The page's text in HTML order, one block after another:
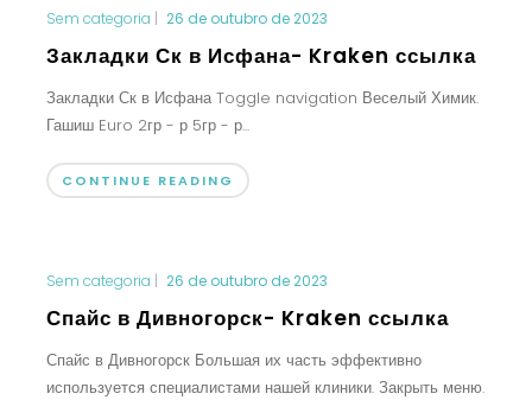
Sem categoria | 26 de outubro de 2023
Закладки Ск в Исфана- Kraken ссылка
Закладки Ск в Исфана Toggle navigation Веселый Химик.
Гашиш Euro 2гр - р 5гр - р...
CONTINUE READING
Sem categoria | 26 de outubro de 2023
Спайс в Дивногорск- Kraken ссылка
Спайс в Дивногорск Большая их часть эффективно
используется специалистами нашей клиники. Закрыть меню.